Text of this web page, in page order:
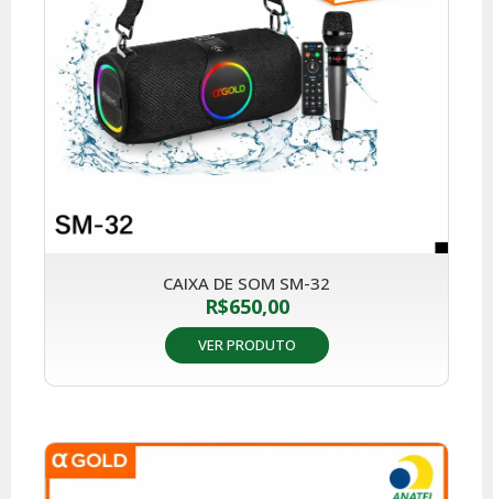
CAIXA DE SOM SM-32
R$650,00
VER PRODUTO